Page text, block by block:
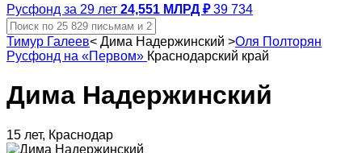
Русфонд за 29 лет 24,551 МЛРД ₽ 39 734
Тимур Галеев< Дима Надержинский >Оля Полторян
Русфонд на «Первом» Краснодарский край
Дима Надержинский
15 лет, Краснодар